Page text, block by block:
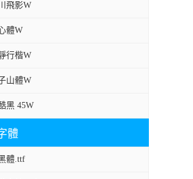
飛影W
體W
行楷W
山體W
黑 45W
體
體.ttf